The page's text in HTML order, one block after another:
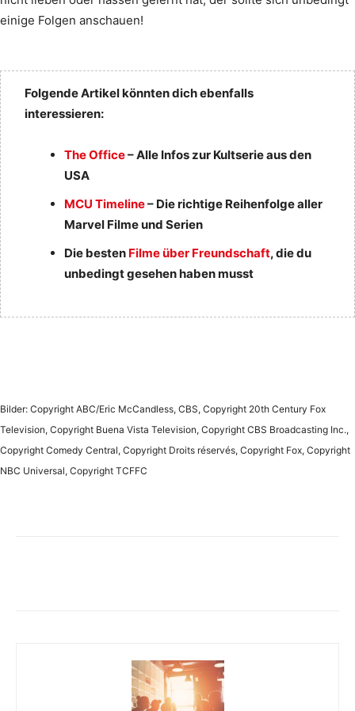
einige Folgen anschauen!
Folgende Artikel könnten dich ebenfalls
interessieren:
The Office– Alle Infos zur Kultserie aus den
USA
MCU Timeline– Die richtige Reihenfolge aller
Marvel Filme und Serien
Die besten Filme über Freundschaft, die du
unbedingt gesehen haben musst
Bilder: Copyright ABC/Eric McCandless, CBS, Copyright 20th Century Fox
Television, Copyright Buena Vista Television, Copyright CBS Broadcasting Inc.,
Copyright Comedy Central, Copyright Droits réservés, Copyright Fox, Copyright
NBC Universal, Copyright TCFFC